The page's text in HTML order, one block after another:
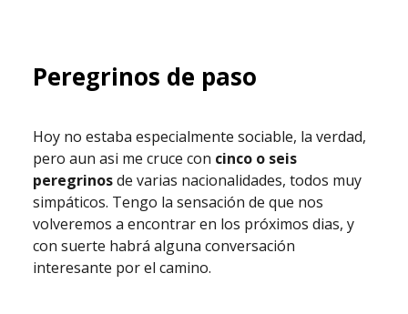
Peregrinos de paso
Hoy no estaba especialmente sociable, la verdad,
pero aun asi me cruce con cinco o seis
peregrinosde varias nacionalidades, todos muy
simpáticos. Tengo la sensación de que nos
volveremos a encontrar en los próximos dias, y
con suerte habrá alguna conversación
interesante por el camino.